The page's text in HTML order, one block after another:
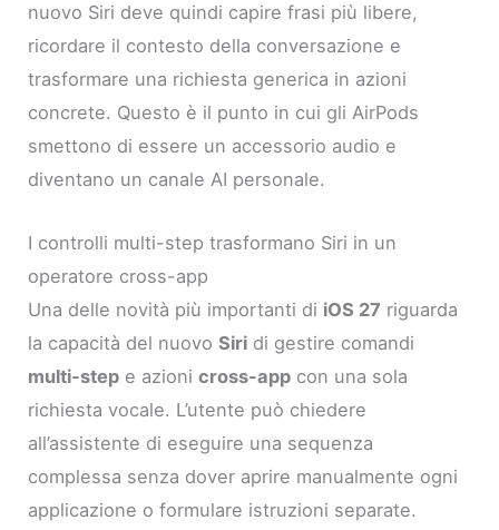
nuovo Siri deve quindi capire frasi più libere,
ricordare il contesto della conversazione e
trasformare una richiesta generica in azioni
concrete. Questo è il punto in cui gli AirPods
smettono di essere un accessorio audio e
diventano un canale AI personale.
I controlli multi-step trasformano Siri in un
operatore cross-app
Una delle novità più importanti di iOS 27 riguarda
la capacità del nuovoSiri di gestire comandi
multi-step e azionicross-app con una sola
richiesta vocale. L’utente può chiedere
all’assistente di eseguire una sequenza
complessa senza dover aprire manualmente ogni
applicazione o formulare istruzioni separate.